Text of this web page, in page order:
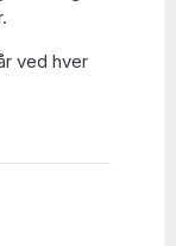
ved hver